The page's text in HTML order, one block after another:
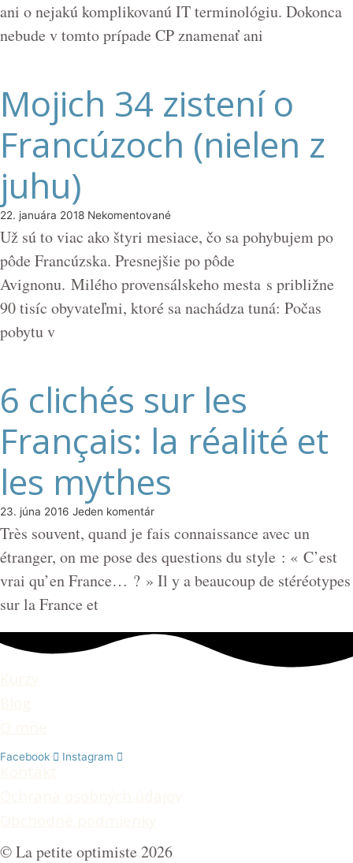
ani o nejakú komplikovanú IT terminológiu. Dokonca
nebude v tomto prípade CP znamenať ani
Mojich 34 zistení o
Francúzoch (nielen z
juhu)
22. januára 2018 Nekomentované
Už sú to viac ako štyri mesiace, čo sa pohybujem po
pôde Francúzska. Presnejšie po pôde
Avignonu. Milého provensálskeho mesta s približne
90 tisíc obyvateľmi, ktoré sa nachádza tuná: Počas
pobytu v
6 clichés sur les
Français: la réalité et
les mythes
23. júna 2016 Jeden komentár
Très souvent, quand je fais connaissance avec un
étranger, on me pose des questions du style : « C’est
vrai qu’en France… ? » Il y a beaucoup de stéréotypes
sur la France et
Facebook Instagram
© La petite optimiste 2026